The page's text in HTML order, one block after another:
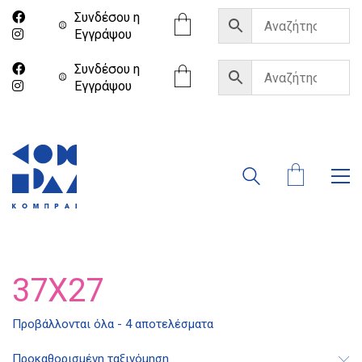
Συνδέσου η
Eγγράψου
Συνδέσου η
Eγγράψου
37X27
Προβάλλονται όλα - 4 αποτελέσματα
Προκαθορισμένη ταξινόμησηΔιδότου 34, Αθήνα 106 80